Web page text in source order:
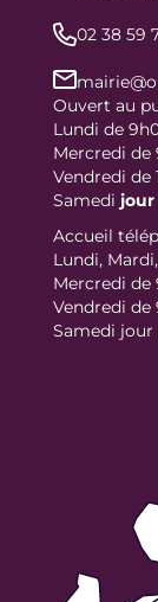
02 38 59
Ouvert au
Lundi de
Mercredi de
Vendredi de
Samedi jour
Accueil
Lundi,
Mercredi de
Vendredi de
Samedi jour